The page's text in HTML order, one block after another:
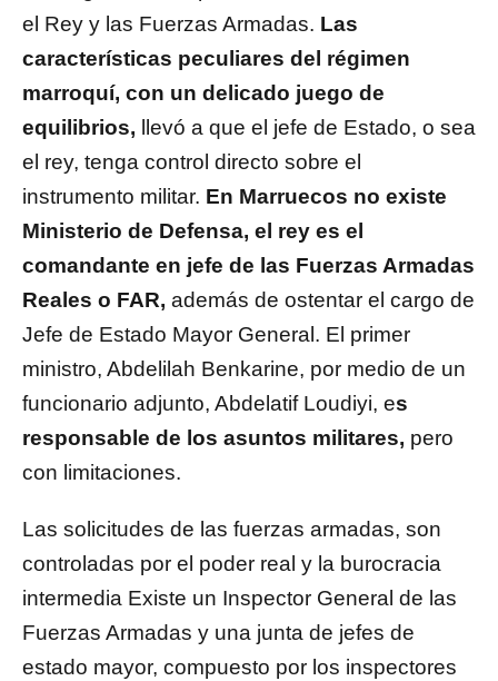
el Rey y las Fuerzas Armadas. Las
características peculiares del régimen
marroquí, con un delicado juego de
equilibrios, llevó a que el jefe de Estado, o sea
el rey, tenga control directo sobre el
instrumento militar. En Marruecos no existe
Ministerio de Defensa, el rey es el
comandante en jefe de las Fuerzas Armadas
Reales o FAR, además de ostentar el cargo de
Jefe de Estado Mayor General. El primer
ministro, Abdelilah Benkarine, por medio de un
funcionario adjunto, Abdelatif Loudiyi, es
responsable de los asuntos militares, pero
con limitaciones.
Las solicitudes de las fuerzas armadas, son
controladas por el poder real y la burocracia
intermedia Existe un Inspector General de las
Fuerzas Armadas y una junta de jefes de
estado mayor, compuesto por los inspectores